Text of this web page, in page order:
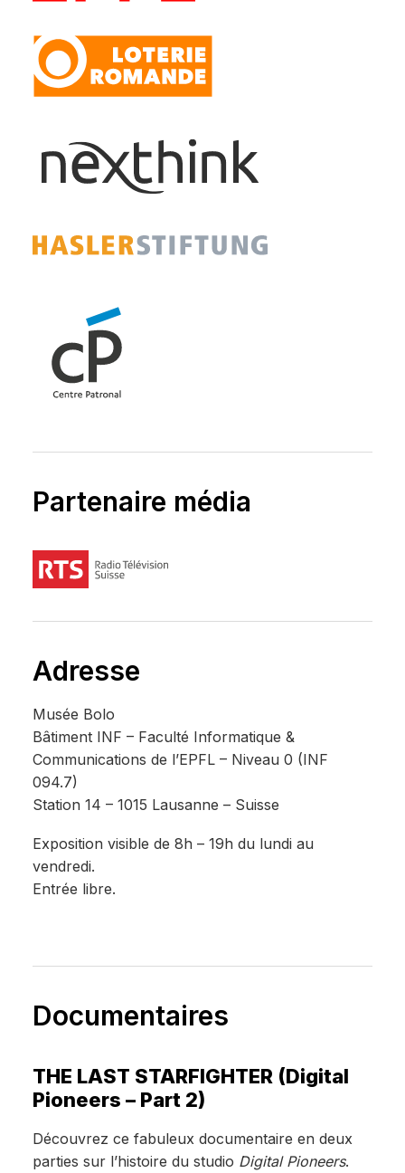
Partenaire média
Adresse
Musée Bolo
Bâtiment INF – Faculté Informatique &
Communications de l’EPFL – Niveau 0 (INF
094.7)
Station 14 – 1015 Lausanne – Suisse
Exposition visible de 8h – 19h du lundi au
vendredi.
Entrée libre.
Documentaires
THE LAST STARFIGHTER (Digital
Pioneers – Part 2)
Découvrez ce fabuleux documentaire en deux
parties sur l’histoire du studio Digital Pioneers.